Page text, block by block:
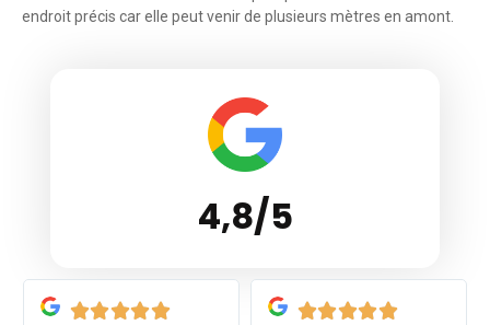
endroit précis car elle peut venir de plusieurs mètres en amont.
4,8/5
 